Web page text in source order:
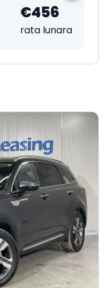
€456
rata lunara